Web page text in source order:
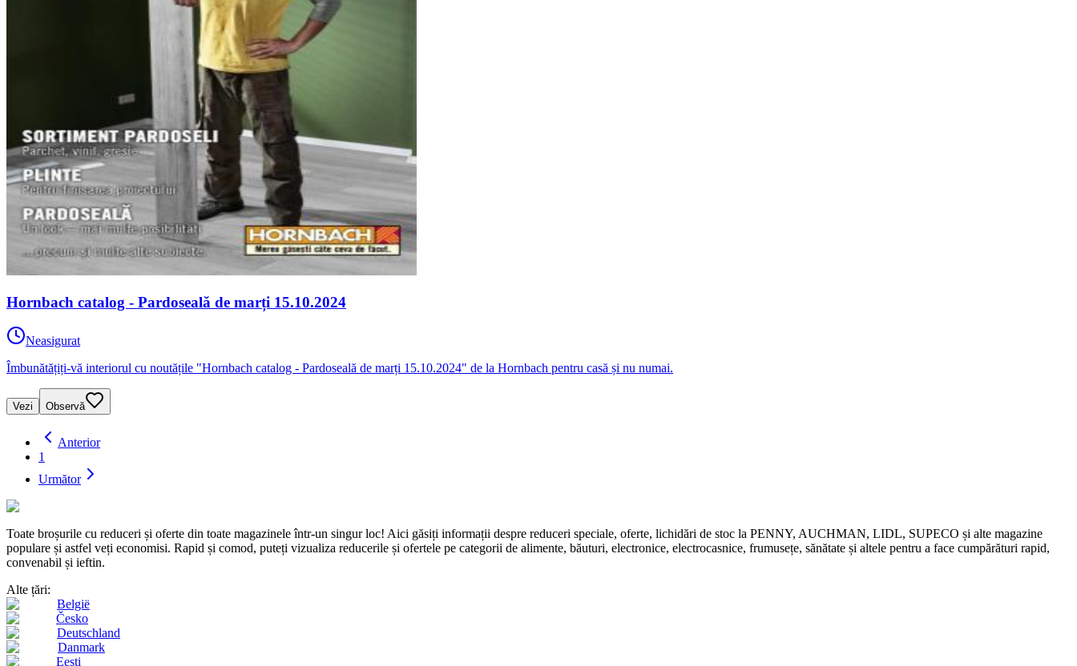
Hornbach catalog - Pardoseală de marți 15.10.2024
Neasigurat
Îmbunătățiți-vă interiorul cu noutățile "Hornbach catalog - Pardoseală de marți 15.10.2024" de la Hornbach pentru casă și nu numai.
Vezi Observă
Anterior
1
Următor
Toate broșurile cu reduceri și oferte din toate magazinele într-un singur loc! Aici găsiți informații despre reduceri speciale, oferte, lichidări de stoc la PENNY, AUCHMAN, LIDL, SUPECO și alte magazine
populare și astfel veți economisi. Rapid și comod, puteți vizualiza reducerile și ofertele pe categorii de alimente, băuturi, electronice, electrocasnice, frumusețe, sănătate și altele pentru a face cumpărături rapid,
convenabil și ieftin.
Alte țări:
België
Česko
Deutschland
Danmark
Eesti